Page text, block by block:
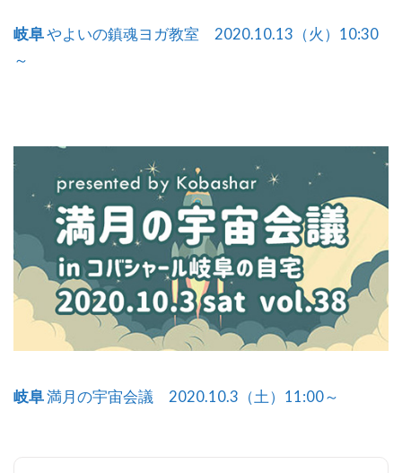
岐阜やよいの鎮魂ヨガ教室 2020.10.13（火）10:30
～
岐阜満月の宇宙会議 2020.10.3（土）11:00～